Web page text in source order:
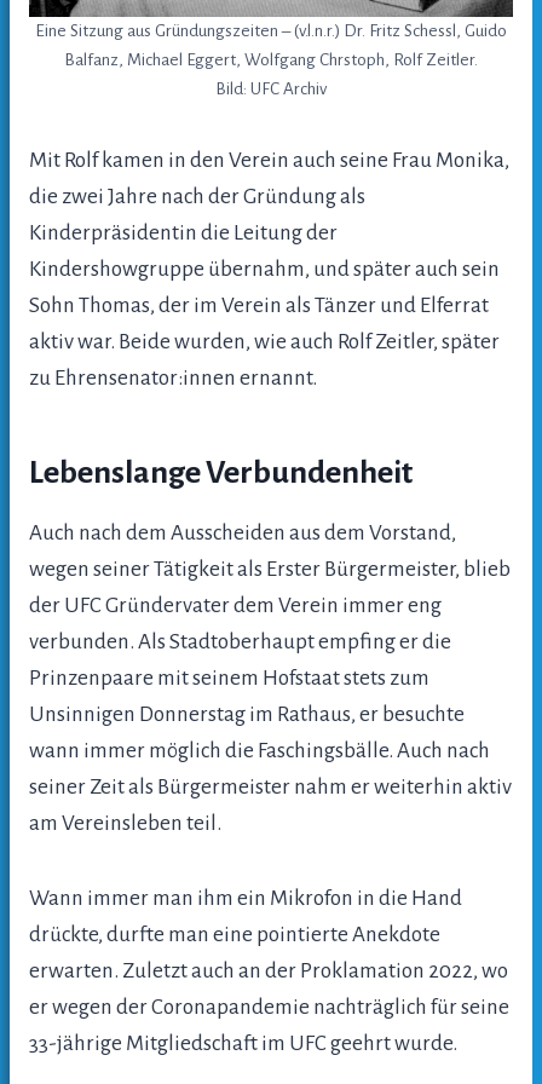
Eine Sitzung aus Gründungszeiten – (v.l.n.r.) Dr. Fritz Schessl, Guido
Balfanz, Michael Eggert, Wolfgang Chrstoph, Rolf Zeitler.
Bild: UFC Archiv
Mit Rolf kamen in den Verein auch seine Frau Monika,
die zwei Jahre nach der Gründung als
Kinderpräsidentin die Leitung der
Kindershowgruppe übernahm, und später auch sein
Sohn Thomas, der im Verein als Tänzer und Elferrat
aktiv war. Beide wurden, wie auch Rolf Zeitler, später
zu Ehrensenator:innen ernannt.
Lebenslange Verbundenheit
Auch nach dem Ausscheiden aus dem Vorstand,
wegen seiner Tätigkeit als Erster Bürgermeister, blieb
der UFC Gründervater dem Verein immer eng
verbunden. Als Stadtoberhaupt empfing er die
Prinzenpaare mit seinem Hofstaat stets zum
Unsinnigen Donnerstag im Rathaus, er besuchte
wann immer möglich die Faschingsbälle. Auch nach
seiner Zeit als Bürgermeister nahm er weiterhin aktiv
am Vereinsleben teil.
Wann immer man ihm ein Mikrofon in die Hand
drückte, durfte man eine pointierte Anekdote
erwarten. Zuletzt auch an der Proklamation 2022, wo
er wegen der Coronapandemie nachträglich für seine
33-jährige Mitgliedschaft im UFC geehrt wurde.